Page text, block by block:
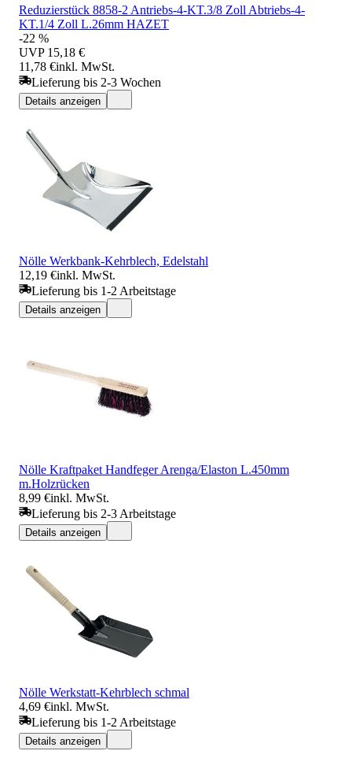
Reduzierstück 8858-2 Antriebs-4-KT.3/8 Zoll Abtriebs-4-
KT.1/4 Zoll L.26mm HAZET
-22 %
UVP 15,18 €
11,78 €inkl. MwSt.
Lieferung bis 2-3 Wochen
Details anzeigen
Nölle Werkbank-Kehrblech, Edelstahl
12,19 €inkl. MwSt.
Lieferung bis 1-2 Arbeitstage
Details anzeigen
Nölle Kraftpaket Handfeger Arenga/Elaston L.450mm
m.Holzrücken
8,99 €inkl. MwSt.
Lieferung bis 2-3 Arbeitstage
Details anzeigen
Nölle Werkstatt-Kehrblech schmal
4,69 €inkl. MwSt.
Lieferung bis 1-2 Arbeitstage
Details anzeigen